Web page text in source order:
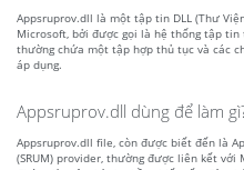
Appsruprov.dll là một tập tin DLL (Thư
Microsoft, bởi được gọi là hệ thống tập
thường chứa một tập hợp thủ tục và các
áp dụng.
Appsruprov.dll dùng để làm
Appsruprov.dll file, còn được biết đến là
(SRUM) provider, thường được liên kết